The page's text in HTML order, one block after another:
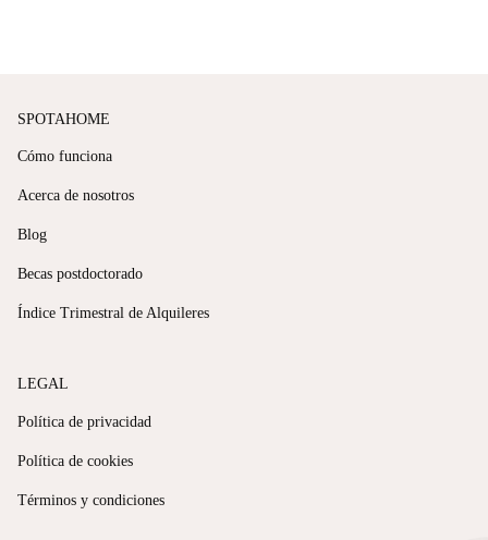
SPOTAHOME
Cómo funciona
Acerca de nosotros
Blog
Becas postdoctorado
Índice Trimestral de Alquileres
LEGAL
Política de privacidad
Política de cookies
Términos y condiciones